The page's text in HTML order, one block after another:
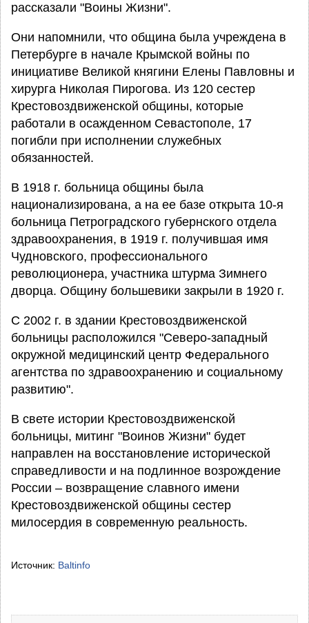
рассказали "Воины Жизни".
Они напомнили, что община была учреждена в
Петербурге в начале Крымской войны по
инициативе Великой княгини Елены Павловны и
хирурга Николая Пирогова. Из 120 сестер
Крестовоздвиженской общины, которые
работали в осажденном Севастополе, 17
погибли при исполнении служебных
обязанностей.
В 1918 г. больница общины была
национализирована, а на ее базе открыта 10-я
больница Петроградского губернского отдела
здравоохранения, в 1919 г. получившая имя
Чудновского, профессионального
революционера, участника штурма Зимнего
дворца. Общину большевики закрыли в 1920 г.
С 2002 г. в здании Крестовоздвиженской
больницы расположился "Северо-западный
окружной медицинский центр Федерального
агентства по здравоохранению и социальному
развитию".
В свете истории Крестовоздвиженской
больницы, митинг "Воинов Жизни" будет
направлен на восстановление исторической
справедливости и на подлинное возрождение
России – возвращение славного имени
Крестовоздвиженской общины сестер
милосердия в современную реальность.
Источник: Baltinfo